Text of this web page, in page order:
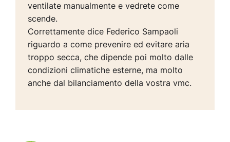
ventilate manualmente e vedrete come
scende.
Correttamente dice Federico Sampaoli
riguardo a come prevenire ed evitare aria
troppo secca, che dipende poi molto dalle
condizioni climatiche esterne, ma molto
anche dal bilanciamento della vostra vmc.